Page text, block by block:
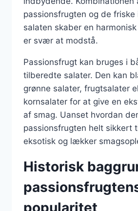
passionsfrugten og de friske
salaten skaber en
er svær at modstå.
Passionsfrugt kan bruges i
tilberedte salater. Den kan
grønne salater, frugtsalater
kornsalater for at give en
af smag. Uanset hvordan
passionsfrugten helt sikkert
eksotisk og lækker
Historisk
popularitet